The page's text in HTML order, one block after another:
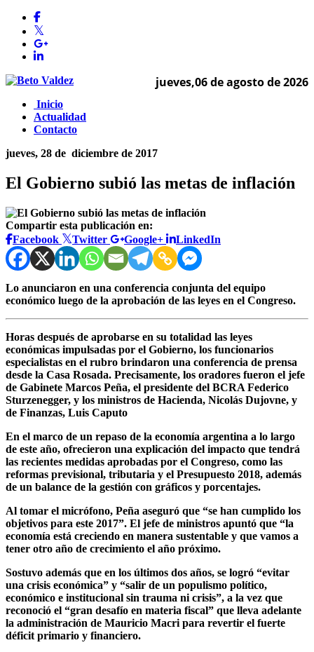
jueves,06 de agosto de 2026
Inicio
Actualidad
Contacto
jueves, 28 de diciembre de 2017
El Gobierno subió las metas de inflación
Compartir esta publicación en:
Facebook
Twitter Google+ LinkedIn
Lo anunciaron en una conferencia conjunta del equipo
económico luego de la aprobación de las leyes en el Congreso.
Horas después de aprobarse en su totalidad las leyes
económicas impulsadas por el Gobierno, los funcionarios
especialistas en el rubro brindaron una conferencia de prensa
desde la Casa Rosada. Precisamente, los oradores fueron el jefe
de Gabinete Marcos Peña, el presidente del BCRA Federico
Sturzenegger, y los ministros de Hacienda, Nicolás Dujovne, y
de Finanzas, Luis Caputo
En el marco de un repaso de la economía argentina a lo largo
de este año, ofrecieron una explicación del impacto que tendrá
las recientes medidas aprobadas por el Congreso, como las
reformas previsional, tributaria y el Presupuesto 2018, además
de un balance de la gestión con gráficos y porcentajes.
Al tomar el micrófono, Peña aseguró que “se han cumplido los
objetivos para este 2017”. El jefe de ministros apuntó que “la
economía está creciendo en manera sustentable y que vamos a
tener otro año de crecimiento el año próximo.
Sostuvo además que en los últimos dos años, se logró “evitar
una crisis económica” y “salir de un populismo político,
económico e institucional sin trauma ni crisis”, a la vez que
reconoció el “gran desafío en materia fiscal” que lleva adelante
la administración de Mauricio Macri para revertir el fuerte
déficit primario y financiero.